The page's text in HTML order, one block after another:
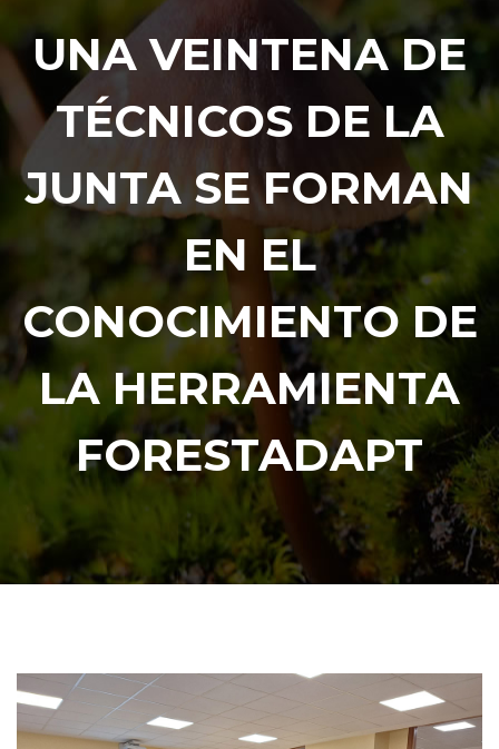
UNA VEINTENA DE
TÉCNICOS DE LA
JUNTA SE FORMAN
EN EL
CONOCIMIENTO DE
LA HERRAMIENTA
FORESTADAPT